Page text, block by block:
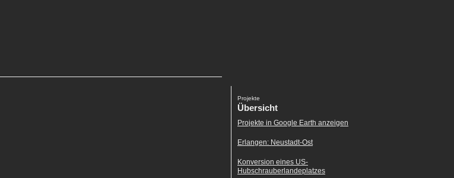
Projekte
Übersicht
Projekte in Google Earth anzeigen
Erlangen: Neustadt-Ost
Konversion eines US-
Hubschrauberlandeplatzes